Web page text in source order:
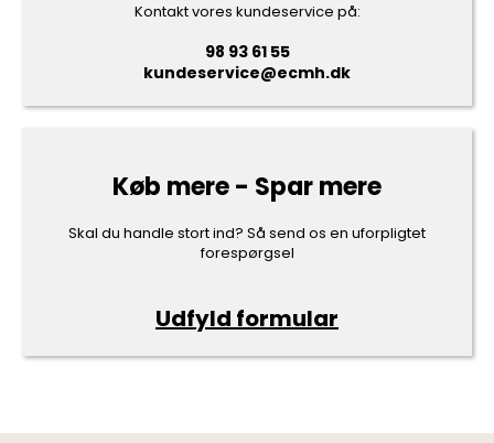
Kontakt vores kundeservice på:
98 93 61 55
kundeservice@ecmh.dk
Køb mere - Spar mere
Skal du handle stort ind? Så send os en uforpligtet
forespørgsel
Udfyld formular